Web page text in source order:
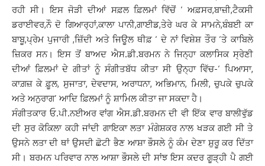
ਰਹੀ ਸੀ। ਇਸ ਜੋੜੀ ਦੀਆਂ ਸਫ਼ਲ ਫ਼ਿਲਮਾਂ ਵਿੱਚੋਂ ‘ ਅਫ਼ਸਰ,ਬਾਜ਼ੀ,ਟੈਕਸੀ
ਡਰਾਈਵਰ,ਨੌ ਦੋ ਗਿਆਰ੍ਹਾਂ,ਕਾਲਾ ਪਾਨੀ,ਗਾਈਡ,ਤੇਰੇ ਘਰ ਕੇ ਸਾਮਨੇ,ਬੰਬਈ ਕਾ
ਬਾਬੂ,ਪ੍ਰੇਮ ਪੁਜਾਰੀ ,ਜ਼ਿੱਦੀ ਅਤੇ ਜਿਊਲ ਥੀਫ਼ ‘ ਦੇ ਨਾਂ ਵਿਸ਼ੇਸ਼ ਤੌਰ ‘ਤੇ ਕਾਬਿਲੇ
ਜ਼ਿਕਰ ਸਨ। ਇਸ ਤੋਂ ਬਾਅਦ ਐਸ.ਡੀ.ਬਰਮਨ ਨੇ ਜਿਨ੍ਹਾ ਕਲਾਸਿਕ ਸ੍ਰੇਣੀ
ਦੀਆਂ ਫ਼ਿਲਮਾਂ ਦੇ ਗੀਤਾਂ ਨੂੰ ਸੰਗੀਤਬੱਧ ਕੀਤਾ ਸੀ ਉਨ੍ਹਾ ਵਿੱਚ-‘ ਪਿਆਸਾ,
ਕਾਗ਼ਜ਼ ਕੇ ਫ਼ੂਲ, ਸੁਜਾਤਾ, ਦੇਵਦਾਸ, ਅਰਾਧਨਾ, ਅਭਿਮਾਨ, ਮਿਲੀ, ਚੁਪਕੇ ਚੁਪਕੇ
ਅਤੇ ਅਨੁਰਾਗ’ ਆਦਿ ਫ਼ਿਲਮਾਂ ਨੂੰ ਸ਼ਾਮਿਲ ਕੀਤਾ ਜਾ ਸਕਦਾ ਹੈ।
ਸੰਗੀਤਕਾਰ ਓ.ਪੀ.ਨਈਅਰ ਵਾਂਗ ਐਸ.ਡੀ.ਬਰਮਨ ਦੀ ਵੀ ਇੱਕ ਵਾਰ ਬਾਲੀਵੁੱਡ
ਦੀ ਸੁਰ ਕੋਕਿਲਾ ਕਹੀ ਜਾਂਦੀ ਗਾਇਕਾ ਲਤਾ ਮੰਗੇਸ਼ਕਰ ਨਾਲ ਖੜਕ ਗਈ ਸੀ ਤੇ
ਉਸਨੇ ਲਤਾ ਦੀ ਥਾਂ ਉਸਦੀ ਛੋਟੀ ਭੈਣ ਆਸ਼ਾ ਭੌਸਲੇ ਨੂੰ ਕੰਮ ਦੇਣਾ ਸ਼ੁਰੂ ਕਰ ਦਿੱਤਾ
ਸੀ। ਬਰਮਨ ਪਰਿਵਾਰ ਨਾਲ ਆਸ਼ਾ ਭੌਸਲੇ ਦੀ ਸਾਂਝ ਇਸ ਕਦਰ ਗੂੜ੍ਹੀ ਪੈ ਗਈ